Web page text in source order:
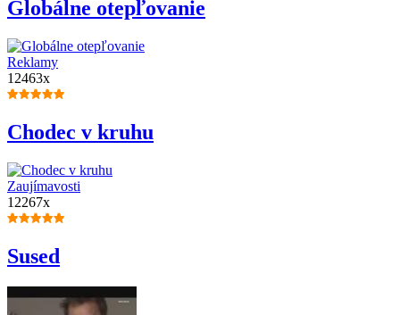
Globálne otepľovanie
Reklamy
12463x
Chodec v kruhu
Zaujímavosti
12267x
Sused